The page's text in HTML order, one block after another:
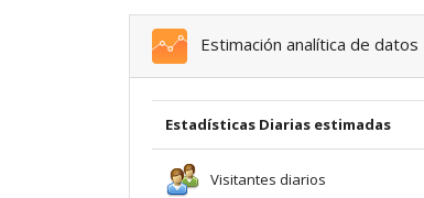
Estimación analítica de datos
Estadísticas Diarias estimadas
Visitantes diarios